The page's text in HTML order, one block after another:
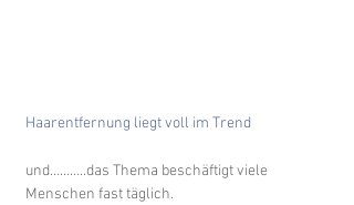
Haarentfernung liegt voll im Trend
und………..das Thema beschäftigt viele
Menschen fast täglich.